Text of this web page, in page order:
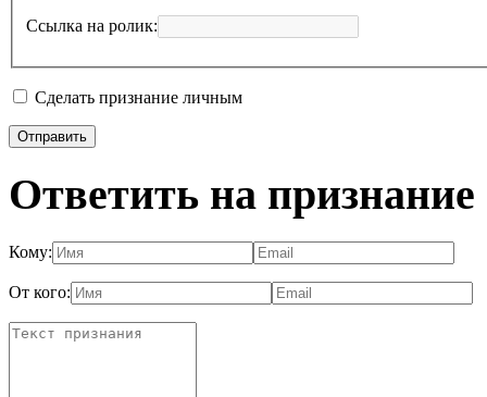
Ссылка на ролик:
Сделать признание личным
Ответить на признание
Кому:
От кого: